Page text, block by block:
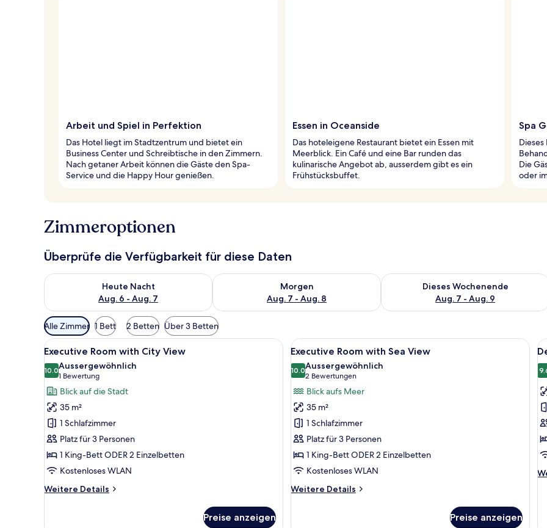
Arbeit und Spiel in Perfektion
Das Hotel liegt im Stadtzentrum und bietet ein
Business Center und Schreibtische in den Zimmern.
Nach getaner Arbeit können die Gäste den Spa-
Service und die Happy Hour genießen.
Essen in Oceanside
Das hoteleigene Restaurant bietet ein Essen mit
Meerblick. Ein Café und eine Bar runden das
kulinarische Angebot ab, ausserdem gibt es ein
Frühstücksbuffet.
Spa
Die
oder
Zimmeroptionen
Überprüfe die Verfügbarkeit für diese Daten
Heute Nacht
Aug. 6 - Aug. 7
Überprüfe die Verfügbarkeit für heute Nacht, Aug. 6 - Aug. 7.
Morgen
Aug. 7 - Aug. 8
Überprüfe die Verfügbarkeit für morgen, Aug. 7 - Aug. 8.
Dieses Wochenende
Aug. 7 - Aug. 9
Überprüfe die Verfügbarkeit für
Verfügbare
Filter
für
Zimmer
Alle Zimmer 1 Bett 2 Betten Über 3 Betten
Alle
Fotos
für
Executive
Room
with
City
View
anzeigen
Ein Hotelzimmer mit einem großen Bett, Nachttischen, einem Schreibtisch mit Lampe, einem Sessel und
7
Executive Room with City View
10.010.0 von 10
Aussergewöhnlich
1 Bewertung
(1
Bewertung)
Blick auf die Stadt
35 m²
1 Schlafzimmer
Platz für 3 Personen
1 King-Bett ODER 2 Einzelbetten
Kostenloses WLAN
Weitere Details
Weitere
Preise anzeigen
Alle
Fotos
für
Executive
Room
with
Sea
View
anzeigen
Ein Hotelzimmer mit einem großen
7
Executive Room with Sea View
10.010.0 von 10
Aussergewöhnlich
2 Bewertungen
(2
Bewertungen)
Blick aufs Meer
35 m²
1 Schlafzimmer
Platz für 3 Personen
1 King-Bett ODER 2 Einzelbetten
Kostenloses WLAN
Weitere Details
Weitere
Preise anzeigen